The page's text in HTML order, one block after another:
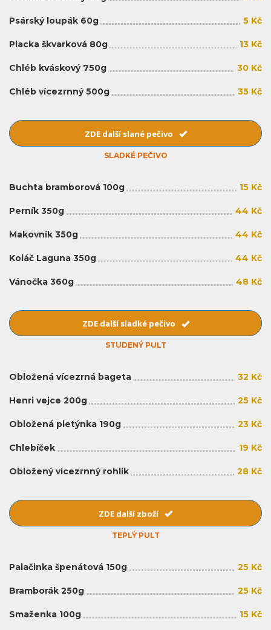
Psárský loupák 60g 5 Kč
Placka škvarková 80g 13 Kč
Chléb kváskový 750g 30 Kč
Chléb vícezrnný 500g 35 Kč
ZDE další slané pečivo
SLADKÉ PEČIVO
Buchta bramborová 100g 15 Kč
Perník 350g 44 Kč
Makovník 350g 44 Kč
Koláč Laguna 350g 44 Kč
Vánočka 360g 48 Kč
ZDE další sladké pečivo
STUDENÝ PULT
Obložená vícezrná bageta 32 Kč
Henri vejce 200g 25 Kč
Obložená pletýnka 190g 23 Kč
Chlebíček 19 Kč
Obložený vícezrnný rohlík 28 Kč
ZDE další zboží
TEPLÝ PULT
Palačinka špenátová 150g 25 Kč
Bramborák 250g 25 Kč
Smaženka 100g 15 Kč